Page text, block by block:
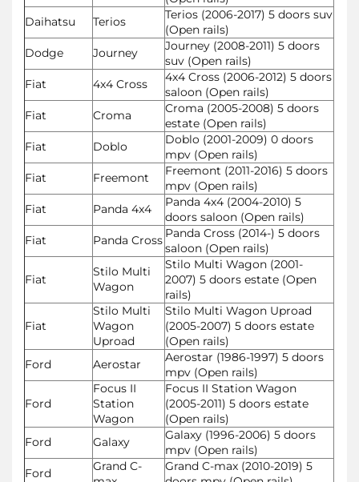
Daihatsu
Terios
Terios (2006-2017) 5 doors suv
(Open rails)
Dodge
Journey
Journey (2008-2011) 5 doors
suv (Open rails)
Fiat
4x4 Cross
4x4 Cross (2006-2012) 5 doors
saloon (Open rails)
Fiat
Croma
Croma (2005-2008) 5 doors
estate (Open rails)
Fiat
Doblo
Doblo (2001-2009) 0 doors
mpv (Open rails)
Fiat
Freemont
Freemont (2011-2016) 5 doors
mpv (Open rails)
Fiat
Panda 4x4
Panda 4x4 (2004-2010) 5
doors saloon (Open rails)
Fiat
Panda Cross Panda Cross (2014-) 5 doors
saloon (Open rails)
Fiat
Stilo Multi
Wagon
Stilo Multi Wagon (2001-
2007) 5 doors estate (Open
rails)
Fiat
Stilo Multi
Wagon
Uproad
Stilo Multi Wagon Uproad
(2005-2007) 5 doors estate
(Open rails)
Ford
Aerostar
Aerostar (1986-1997) 5 doors
mpv (Open rails)
Ford
Focus II
Station
Wagon
Focus II Station Wagon
(2005-2011) 5 doors estate
(Open rails)
Ford
Galaxy
Galaxy (1996-2006) 5 doors
mpv (Open rails)
Ford
Grand C-
Grand C-max (2010-2019) 5